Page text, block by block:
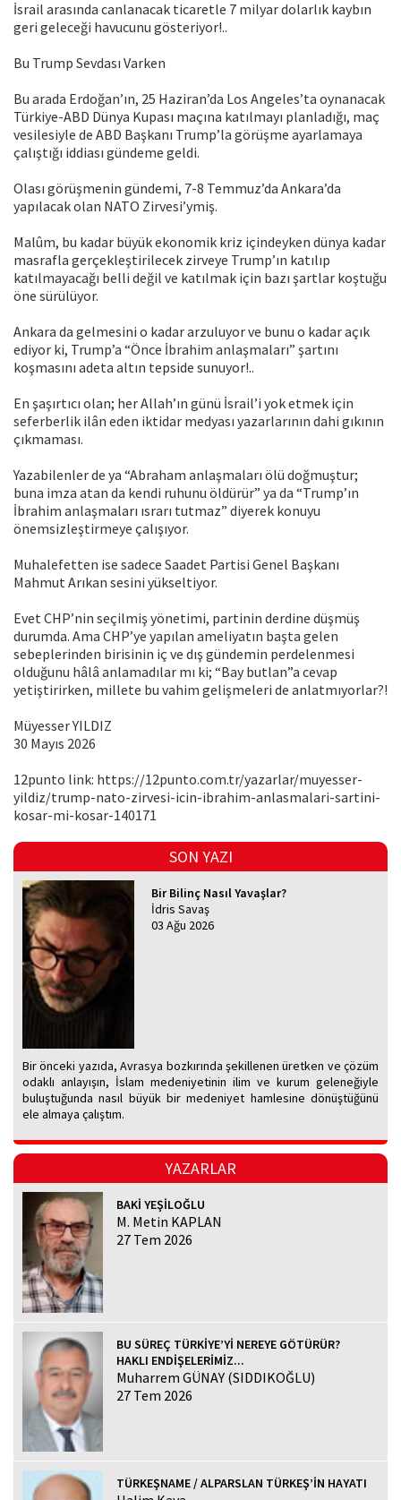
İsrail arasında canlanacak ticaretle 7 milyar dolarlık kaybın
geri geleceği havucunu gösteriyor!..
Bu Trump Sevdası Varken
Bu arada Erdoğan’ın, 25 Haziran’da Los Angeles’ta oynanacak
Türkiye-ABD Dünya Kupası maçına katılmayı planladığı, maç
vesilesiyle de ABD Başkanı Trump’la görüşme ayarlamaya
çalıştığı iddiası gündeme geldi.
Olası görüşmenin gündemi, 7-8 Temmuz’da Ankara’da
yapılacak olan NATO Zirvesi’ymiş.
Malûm, bu kadar büyük ekonomik kriz içindeyken dünya kadar
masrafla gerçekleştirilecek zirveye Trump’ın katılıp
katılmayacağı belli değil ve katılmak için bazı şartlar koştuğu
öne sürülüyor.
Ankara da gelmesini o kadar arzuluyor ve bunu o kadar açık
ediyor ki, Trump’a “Önce İbrahim anlaşmaları” şartını
koşmasını adeta altın tepside sunuyor!..
En şaşırtıcı olan; her Allah’ın günü İsrail’i yok etmek için
seferberlik ilân eden iktidar medyası yazarlarının dahi gıkının
çıkmaması.
Yazabilenler de ya “Abraham anlaşmaları ölü doğmuştur;
buna imza atan da kendi ruhunu öldürür” ya da “Trump’ın
İbrahim anlaşmaları ısrarı tutmaz” diyerek konuyu
önemsizleştirmeye çalışıyor.
Muhalefetten ise sadece Saadet Partisi Genel Başkanı
Mahmut Arıkan sesini yükseltiyor.
Evet CHP’nin seçilmiş yönetimi, partinin derdine düşmüş
durumda. Ama CHP’ye yapılan ameliyatın başta gelen
sebeplerinden birisinin iç ve dış gündemin perdelenmesi
olduğunu hâlâ anlamadılar mı ki; “Bay butlan”a cevap
yetiştirirken, millete bu vahim gelişmeleri de anlatmıyorlar?!
Müyesser YILDIZ
30 Mayıs 2026
12punto link: https://12punto.com.tr/yazarlar/muyesser-
yildiz/trump-nato-zirvesi-icin-ibrahim-anlasmalari-sartini-
kosar-mi-kosar-140171
SON YAZI
Bir Bilinç Nasıl Yavaşlar?
İdris Savaş
03 Ağu 2026
Bir önceki yazıda, Avrasya bozkırında şekillenen üretken ve çözüm
odaklı anlayışın, İslam medeniyetinin ilim ve kurum geleneğiyle
buluştuğunda nasıl büyük bir medeniyet hamlesine dönüştüğünü
ele almaya çalıştım.
YAZARLAR
BAKİ YEŞİLOĞLU
M. Metin KAPLAN
27 Tem 2026
BU SÜREÇ TÜRKİYE’Yİ NEREYE GÖTÜRÜR?
HAKLI ENDİŞELERİMİZ...
Muharrem GÜNAY (SIDDIKOĞLU)
27 Tem 2026
TÜRKEŞNAME / ALPARSLAN TÜRKEŞ’İN HAYATI